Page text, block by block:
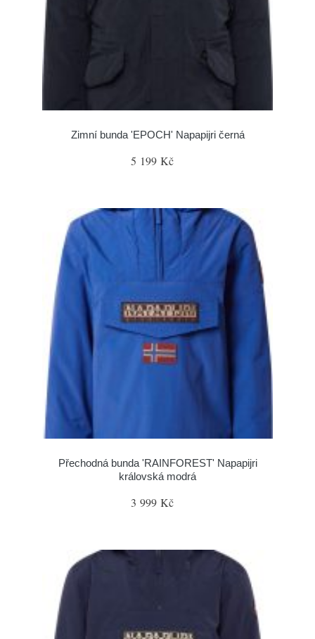
Zimní bunda 'EPOCH' Napapijri černá
5 199 Kč
Přechodná bunda 'RAINFOREST' Napapijri
královská modrá
3 999 Kč